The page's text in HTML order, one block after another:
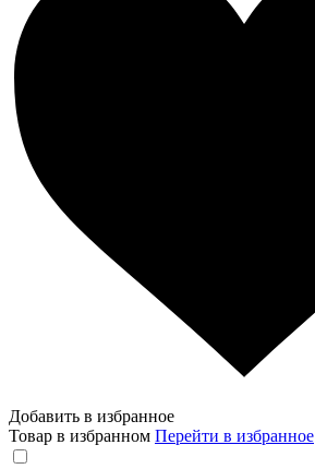
Добавить в избранное
Товар в избранном Перейти в избранное